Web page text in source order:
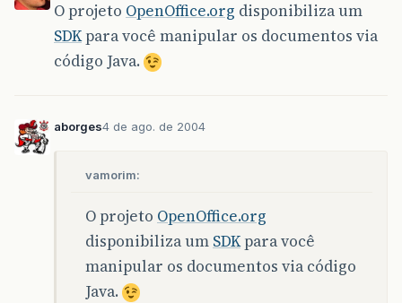
O projeto OpenOffice.org disponibiliza um
SDKpara você manipular os documentos via
código Java.
aborges4 de ago. de 2004
vamorim:
O projeto OpenOffice.org
disponibiliza um SDKpara você
manipular os documentos via código
Java.